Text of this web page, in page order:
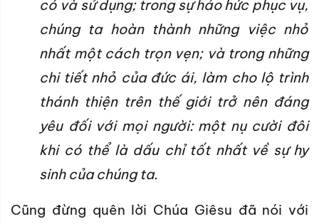
có và sử dụng; trong sự háo hức phục vụ,
chúng ta hoàn thành những việc nhỏ
nhất một cách trọn vẹn; và trong những
chi tiết nhỏ của đức ái, làm cho lộ trình
thánh thiện trên thế giới trở nên đáng
yêu đối với mọi người: một nụ cười đôi
khi có thể là dấu chỉ tốt nhất về sự hy
sinh của chúng ta.
Cũng đừng quên lời Chúa Giêsu đã nói với